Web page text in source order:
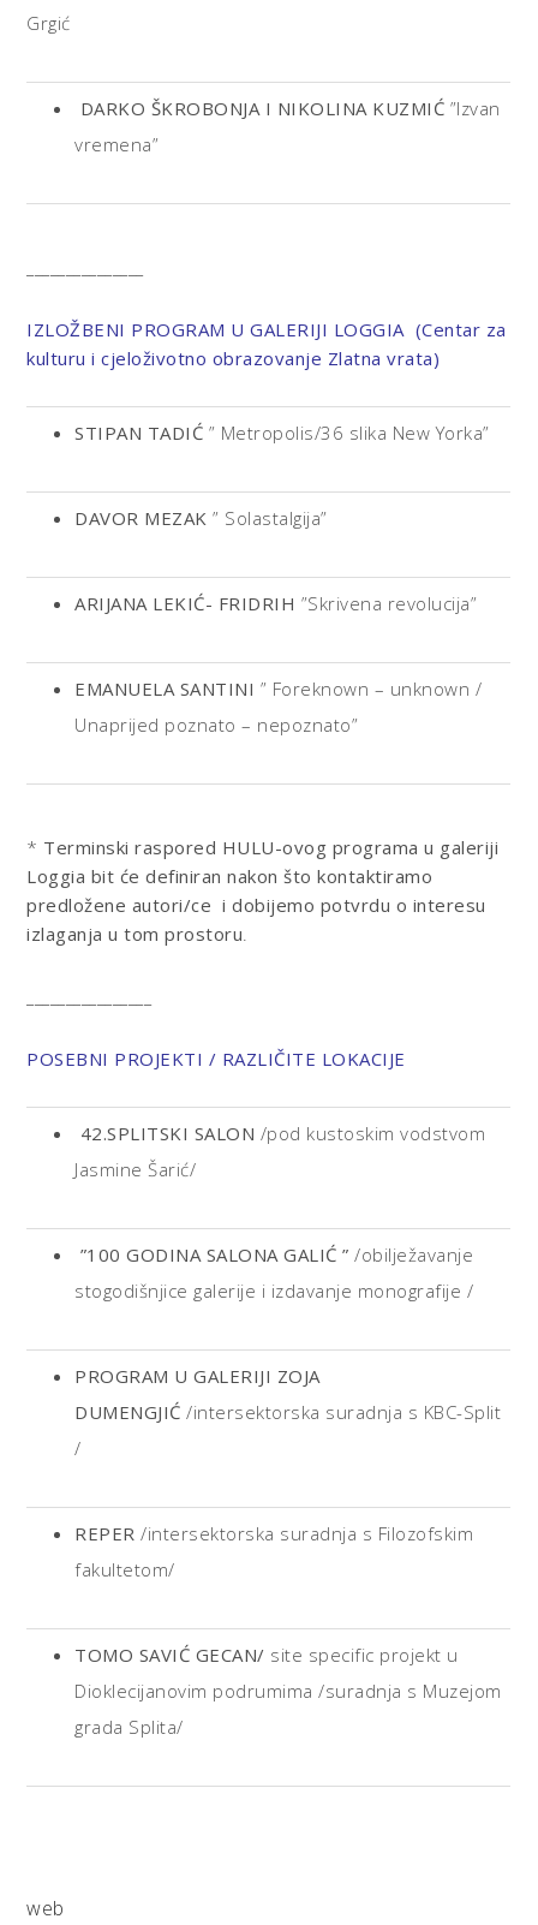
Grgić
DARKO ŠKROBONJA I NIKOLINA KUZMIĆ ”Izvan
vremena”
IZLOŽBENI PROGRAM U GALERIJI LOGGIA (Centar za
kulturu i cjeloživotno obrazovanje Zlatna vrata)
STIPAN TADIĆ ” Metropolis/36 slika New Yorka”
DAVOR MEZAK” Solastalgija”
ARIJANA LEKIĆ- FRIDRIH ”Skrivena revolucija”
EMANUELA SANTINI ” Foreknown – unknown /
Unaprijed poznato – nepoznato”
* Terminski raspored HULU-ovog programa u galeriji
Loggia bit će definiran nakon što kontaktiramo
predložene autori/ce i dobijemo potvrdu o interesu
izlaganja u tom prostoru.
POSEBNI PROJEKTI / RAZLIČITE LOKACIJE
42.SPLITSKI SALON /pod kustoskim vodstvom
Jasmine Šarić/
”100 GODINA SALONA GALIĆ ”/obilježavanje
stogodišnjice galerije i izdavanje monografije /
PROGRAM U GALERIJI ZOJA
DUMENGJIĆ/intersektorska suradnja s KBC-Split
/
REPER/intersektorska suradnja s Filozofskim
fakultetom/
TOMO SAVIĆ GECAN/ site specific projekt u
Dioklecijanovim podrumima /suradnja s Muzejom
grada Splita/
web